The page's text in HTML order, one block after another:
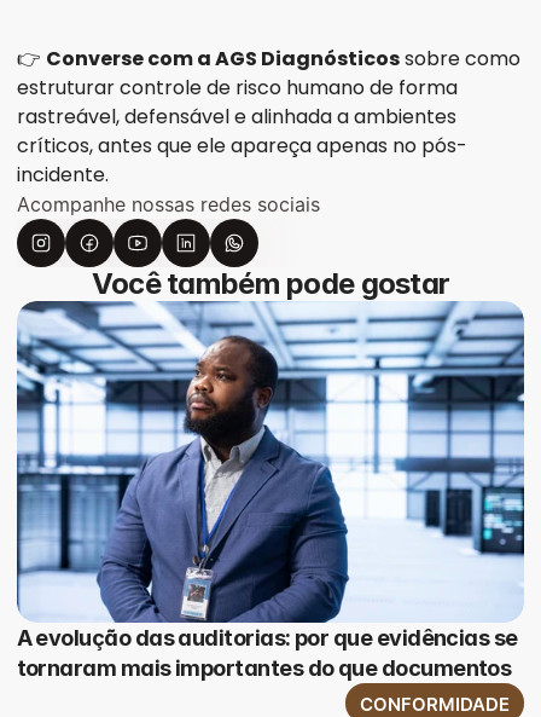
👉 Converse com a AGS Diagnósticos sobre como
estruturar controle de risco humano de forma
rastreável, defensável e alinhada a ambientes
críticos, antes que ele apareça apenas no pós-
incidente.
Acompanhe nossas redes sociais
Você também pode gostar
A evolução das auditorias: por que evidências se
tornaram mais importantes do que documentos
CONFORMIDADE